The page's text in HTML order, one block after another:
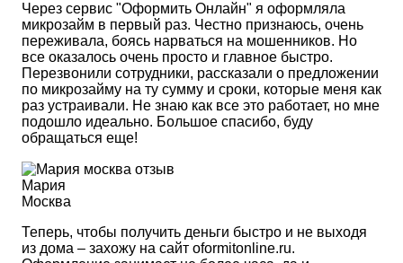
Через сервис "Оформить Онлайн" я оформляла
микрозайм в первый раз. Честно признаюсь, очень
переживала, боясь нарваться на мошенников. Но
все оказалось очень просто и главное быстро.
Перезвонили сотрудники, рассказали о предложении
по микрозайму на ту сумму и сроки, которые меня как
раз устраивали. Не знаю как все это работает, но мне
подошло идеально. Большое спасибо, буду
обращаться еще!
Мария
Москва
Теперь, чтобы получить деньги быстро и не выходя
из дома – захожу на сайт oformitonline.ru.